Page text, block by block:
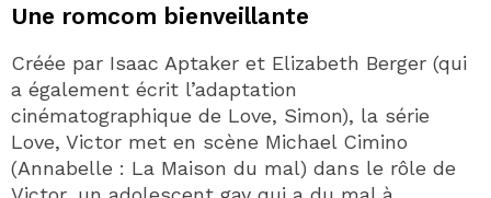
Une romcom bienveillante
Créée par Isaac Aptaker et Elizabeth Berger (qui
a également écrit l’adaptation
cinématographique de Love, Simon), la série
Love, Victor met en scène Michael Cimino
(Annabelle : La Maison du mal) dans le rôle de